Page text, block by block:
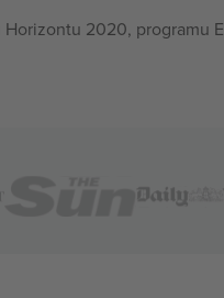
2020, programu